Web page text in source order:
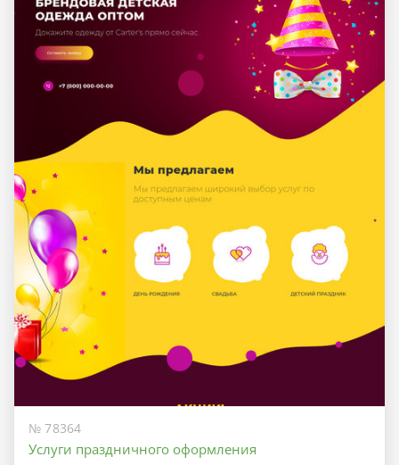
№ 78364
Услуги праздничного оформления